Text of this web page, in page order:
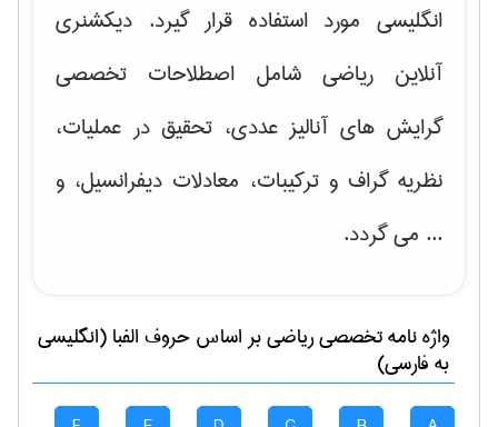
انگلیسی مورد استفاده قرار گیرد. دیکشنری
آنلاین ریاضی شامل اصطلاحات تخصصی
گرایش های آنالیز عددی، تحقیق در عملیات،
نظریه گراف و تركیبات، معادلات دیفرانسیل، و
... می گردد.
واژه نامه تخصصیرياضیبر اساس حروف الفبا (انگلیسی
به فارسی)